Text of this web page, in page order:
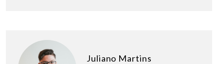
Juliano Martins